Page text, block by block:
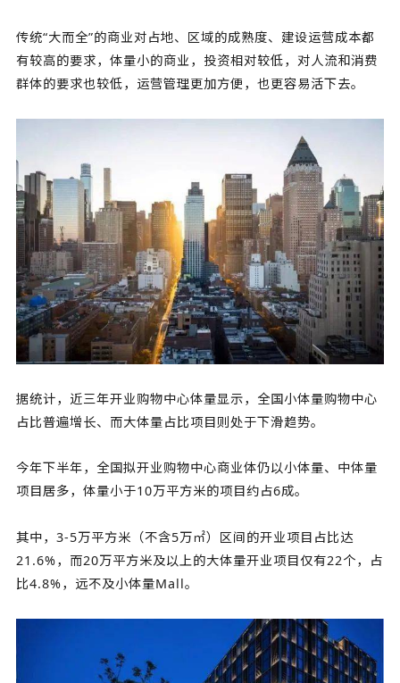
传统“大而全”的商业对占地、区域的成熟度、建设运营成本都
有较高的要求，体量小的商业，投资相对较低，对人流和消费
群体的要求也较低，运营管理更加方便，也更容易活下去。
据统计，近三年开业购物中心体量显示，全国小体量购物中心
占比普遍增长、而大体量占比项目则处于下滑趋势。
今年下半年，全国拟开业购物中心商业体仍以小体量、中体量
项目居多，体量小于10万平方米的项目约占6成。
其中，3-5万平方米（不含5万㎡）区间的开业项目占比达
21.6%，而20万平方米及以上的大体量开业项目仅有22个，占
比4.8%，远不及小体量Mall。